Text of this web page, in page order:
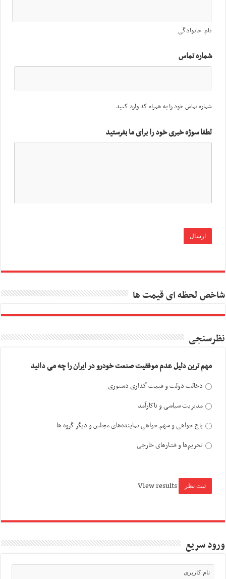
نام خانوادگی
شماره تماس
شماره تماس خود را به همراه کد وارد کنید
لطفا سوژه خبری خود را برای ما بفرستید
شاخص لحظه ای قیمت ها
نظرسنجی
مهم ترین دلیل عدم موفقیت صنعت خودرو در ایران را چه می دانید
دخالت دولت و قیمت گذاری دستوری
مدیریت سیاسی و ناکارآمد
باج خواهی و سهم خواهی نماینده‌های مجلس و دیگر گروه ها
تحریم‌ها و فشارهای خارجی
View results
ورود سریع